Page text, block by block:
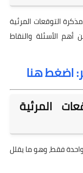
التوقعات المرئية
والاستفادة من أهم الأسئلة والنقاط
اضغط هنا
المرئية
فقط، وهو ما يقلل